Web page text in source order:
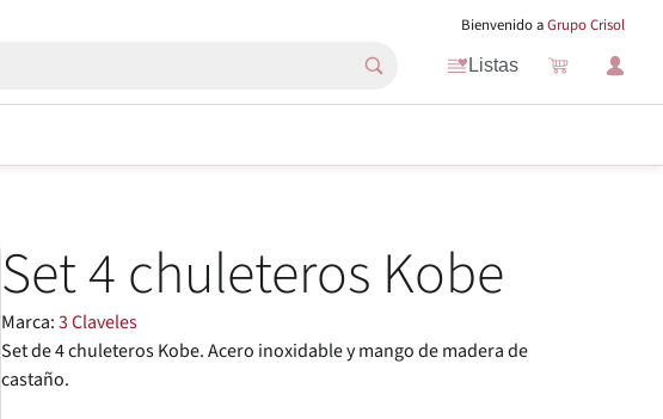
Bienvenido aGrupo Crisol
Listas
Set 4 chuleteros Kobe
Marca:3 Claveles
Set de 4 chuleteros Kobe. Acero inoxidable y mango de madera de
castaño.